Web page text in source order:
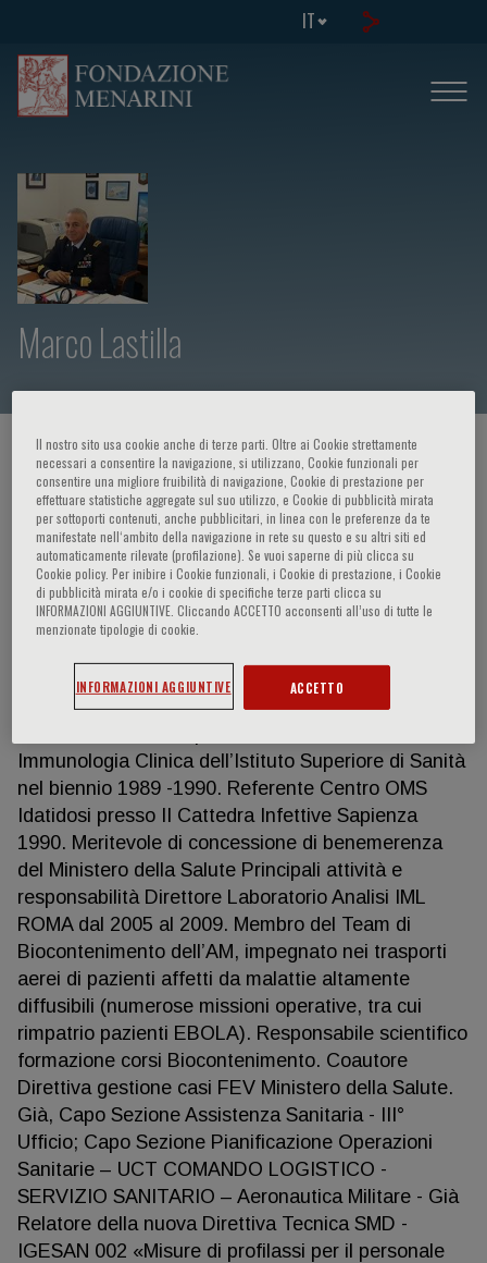
IT
Marco Lastilla
HOME PAGE / CORSI ED EVENTI / RELATORE
Marco Lastilla
Missioni Umanitarie in Mali ed Uganda come
come medico militare in Iraq, Afghanistan, Kosovo,
Albania, Emirati Arabi Uniti, Cina e Stati Uniti
Immunologia Clinica dell’Istituto Superiore di Sanità
nel biennio 1989 -1990. Referente Centro OMS
Idatidosi presso II Cattedra Infettive Sapienza
1990. Meritevole di concessione di benemerenza
del Ministero della Salute Principali attività e
responsabilità Direttore Laboratorio Analisi IML
ROMA dal 2005 al 2009. Membro del Team di
Biocontenimento dell’AM, impegnato nei trasporti
aerei di pazienti affetti da malattie altamente
diffusibili (numerose missioni operative, tra cui
rimpatrio pazienti EBOLA). Responsabile scientifico
formazione corsi Biocontenimento. Coautore
Direttiva gestione casi FEV Ministero della Salute.
Già, Capo Sezione Assistenza Sanitaria - III°
Ufficio; Capo Sezione Pianificazione Operazioni
Sanitarie – UCT COMANDO LOGISTICO -
SERVIZIO SANITARIO – Aeronautica Militare - Già
Relatore della nuova Direttiva Tecnica SMD -
IGESAN 002 «Misure di profilassi per il personale
Il nostro sito usa cookie anche di terze parti. Oltre ai Cookie strettamente
necessari a consentire la navigazione, si utilizzano, Cookie funzionali per
consentire una migliore fruibilità di navigazione, Cookie di prestazione per
effettuare statistiche aggregate sul suo utilizzo, e Cookie di pubblicità mirata
per sottoporti contenuti, anche pubblicitari, in linea con le preferenze da te
manifestate nell‘ambito della navigazione in rete su questo e su altri siti ed
automaticamente rilevate (profilazione). Se vuoi saperne di più clicca su
Cookie policy. Per inibire i Cookie funzionali, i Cookie di prestazione, i Cookie
di pubblicità mirata e/o i cookie di specifiche terze parti clicca su
INFORMAZIONI AGGIUNTIVE. Cliccando ACCETTO acconsenti all’uso di tutte le
menzionate tipologie di cookie.
INFORMAZIONI AGGIUNTIVE ACCETTO